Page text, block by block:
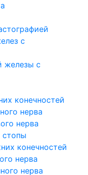
с
железы с
конечностей
нерва
нерва
стопы
конечностей
нерва
нерва